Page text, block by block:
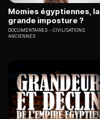
Momies égyptiennes, la
grande imposture ?
DOCUMENTAIRES
CIVILISATIONS
ANCIENNES